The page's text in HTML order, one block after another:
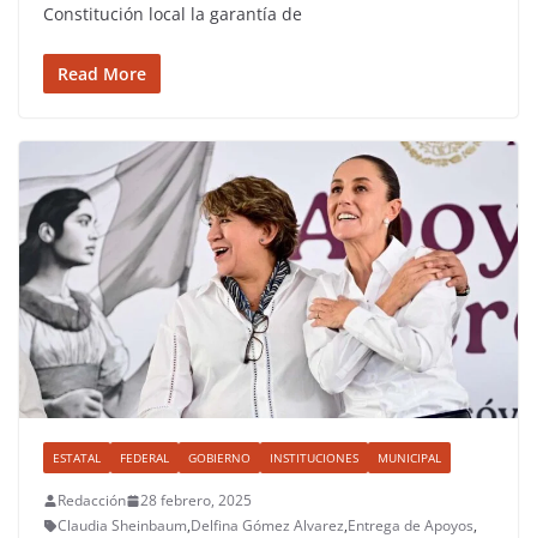
Constitución local la garantía de
Read More
ESTATAL FEDERAL GOBIERNO INSTITUCIONES MUNICIPAL
Redacción
28 febrero, 2025
Claudia Sheinbaum,Delfina Gómez Alvarez,Entrega de Apoyos,